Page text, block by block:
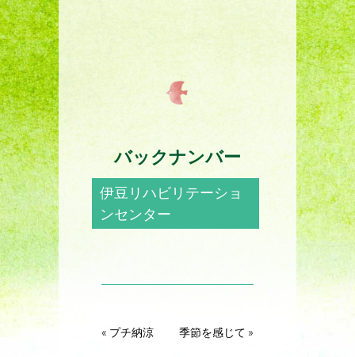
バックナンバー
伊豆リハビリテーショ
ンセンター
« プチ納涼 季節を感じて »